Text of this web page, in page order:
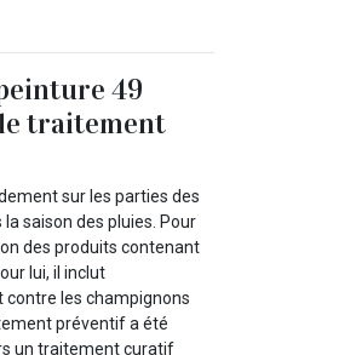
49
traitement
sur les parties des
saison des pluies. Pour
des produits contenant
lui, il inclut
les champignons
préventif a été
un traitement curatif